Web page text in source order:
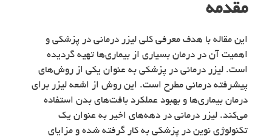
مقدمه
این مقاله با هدف معرفی کلی لیزر درمانی در پزشکی و
اهمیت آن در درمان بسیاری از بیماری‌ها تهیه گردیده
است. لیزر درمانی در پزشکی به عنوان یکی از روش‌های
پیشرفته درمانی مطرح است. این روش از اشعه لیزر برای
درمان بیماری‌ها و بهبود عملکرد بافت‌های بدن استفاده
می‌کند. لیزر درمانی در دهه‌های اخیر به عنوان یک
تکنولوژی نوین در پزشکی به کار گرفته شده و مزایای